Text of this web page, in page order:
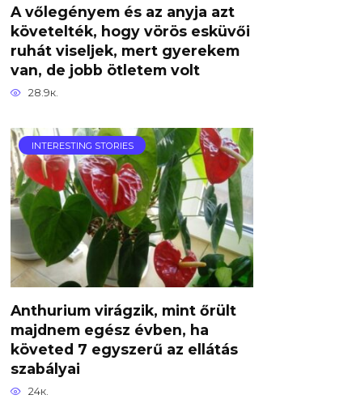
A vőlegényem és az anyja azt
követelték, hogy vörös esküvői
ruhát viseljek, mert gyerekem
van, de jobb ötletem volt
28.9к.
INTERESTING STORIES
Anthurium virágzik, mint őrült
majdnem egész évben, ha
követed 7 egyszerű az ellátás
szabályai
24к.